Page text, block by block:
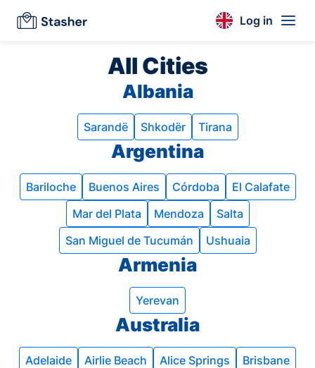
Log in
All Cities
Albania
Sarandë Shkodër Tirana
Argentina
Bariloche Buenos Aires Córdoba
El Calafate
Mar del Plata
Mendoza
Salta
San Miguel de Tucumán
Ushuaia
Armenia
Yerevan
Australia
Adelaide Airlie Beach Alice Springs
Brisbane